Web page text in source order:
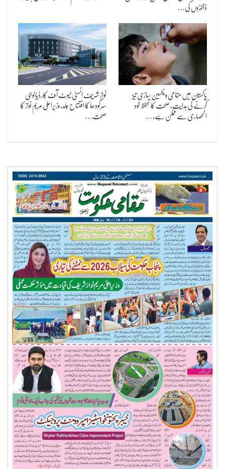
ڈاکٹروں کی…
پاکستان میں مقامی ویکسین سازی تیز
کرنے کی ہدایت، صحت کا تحفظ خود
انحصاری سے ممکن ہے،…
نواز شریف انسٹی ٹیوٹ آف کارڈیالوجی
سرگودھا کا افتتاح جلد، وزیراعلیٰ مریم نواز کا
صحت…